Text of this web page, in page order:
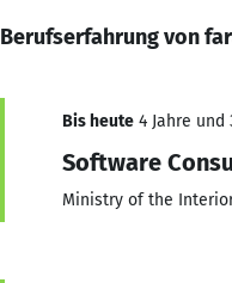
Berufserfahrung von
Bis heute 4 Jahre und
Software
Ministry of the